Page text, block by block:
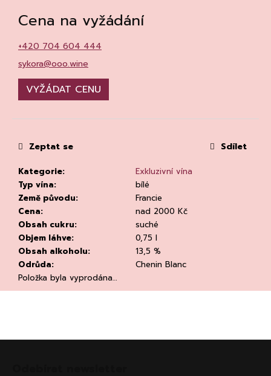
Cena na vyžádání
+420 704 604 444
sykora@ooo.wine
VYŽÁDAT CENU
Kategorie:
Exkluzivní vína
Typ vína:
bílé
Země původu:
Francie
Cena:
nad 2000 Kč
Obsah cukru:
suché
Objem láhve:
0,75 l
Obsah alkoholu:
13,5 %
Odrůda:
Chenin Blanc
Položka byla vyprodána…
Zeptat se Sdílet
D
o
p
o
u
e
e
ASOLO
PROSECCO
SUPERIORE
253
Z